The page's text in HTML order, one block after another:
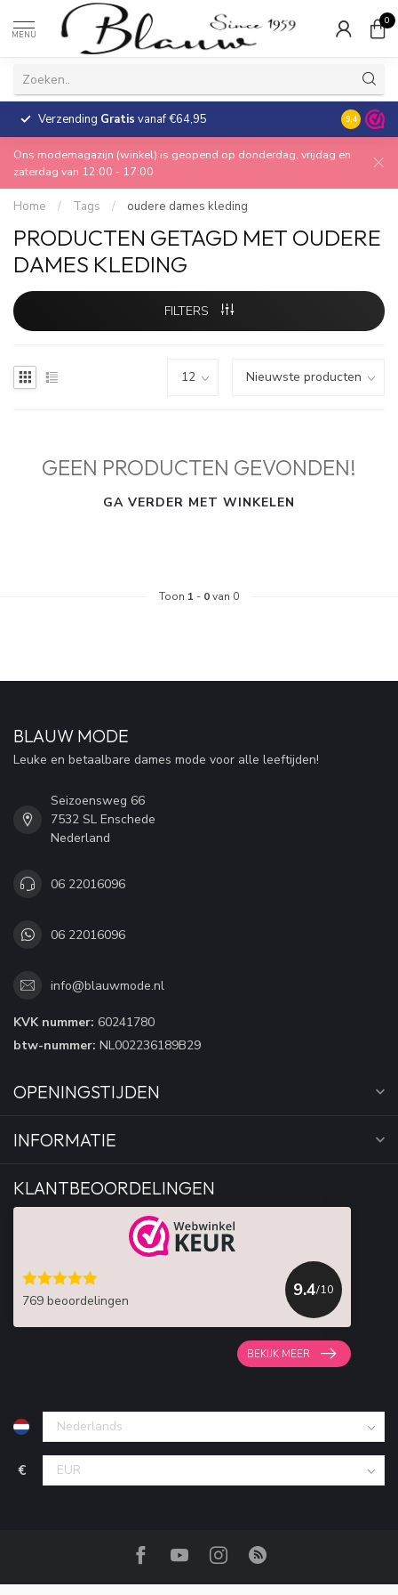
MENU
0
Verzending Gratis vanaf €64,95 30 dagen
9.4
Ons modemagazijn (winkel) is geopend op donderdag, vrijdag en
zaterdag van 12:00 - 17:00
Home / Tags / oudere dames kleding
PRODUCTEN GETAGD MET OUDERE
DAMES KLEDING
FILTERS
GEEN PRODUCTEN GEVONDEN!
GA VERDER MET WINKELEN
Toon 1 - 0van 0
BLAUW MODE
Leuke en betaalbare dames mode voor alle leeftijden!
Seizoensweg 66
7532 SL Enschede
Nederland
06 22016096
06 22016096
info@blauwmode.nl
KVK nummer: 60241780
btw-nummer: NL002236189B29
OPENINGSTIJDEN
INFORMATIE
KLANTBEOORDELINGEN
769 beoordelingen
9.4/10
BEKIJK MEER
€